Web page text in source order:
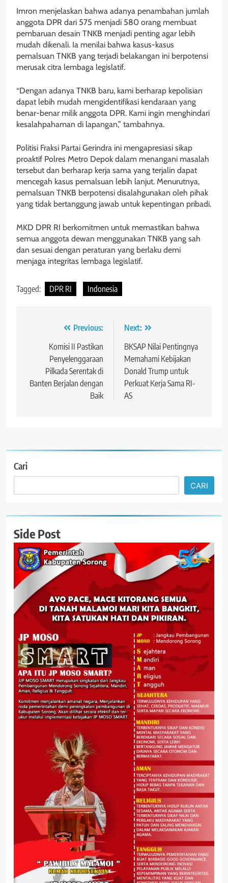
Imron menjelaskan bahwa adanya penambahan jumlah
anggota DPR dari 575 menjadi 580 orang membuat
pembaruan desain TNKB menjadi penting agar lebih
mudah dikenali. Ia menilai bahwa kasus-kasus
pemalsuan TNKB yang terjadi belakangan ini berpotensi
merusak citra lembaga legislatif.
“Dengan adanya TNKB baru, kami berharap kepolisian
dapat lebih mudah mengidentifikasi kendaraan yang
benar-benar milik anggota DPR. Kami ingin menghindari
kesalahpahaman di lapangan,” tambahnya.
Politisi Fraksi Partai Gerindra ini mengapresiasi sikap
proaktif Polres Metro Depok dalam menangani masalah
tersebut dan berharap kerja sama yang terjalin dapat
mencegah kasus pemalsuan lebih lanjut. Menurutnya,
pemalsuan TNKB berpotensi disalahgunakan oleh pihak
yang tidak bertanggung jawab untuk kepentingan pribadi.
MKD DPR RI berkomitmen untuk memastikan bahwa
semua anggota dewan menggunakan TNKB yang sah
dan sesuai dengan peraturan yang berlaku demi
menjaga integritas lembaga legislatif.
Tagged: DPR RI Indonesia
Navigasi Previous:
Komisi II Pastikan
Penyelenggaraan
Pilkada Serentak di
Banten Berjalan dengan
Baik
Next:
BKSAP Nilai Pentingnya
Memahami Kebijakan
Donald Trump untuk
Perkuat Kerja Sama RI-
AS
Cari
CARI
Side Post